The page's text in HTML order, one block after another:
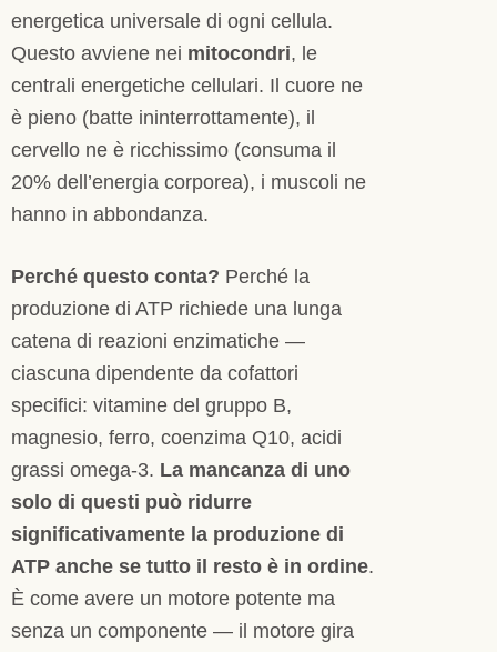
energetica universale di ogni cellula.
Questo avviene nei mitocondri, le
centrali energetiche cellulari. Il cuore ne
è pieno (batte ininterrottamente), il
cervello ne è ricchissimo (consuma il
20% dell’energia corporea), i muscoli ne
hanno in abbondanza.
Perché questo conta? Perché la
produzione di ATP richiede una lunga
catena di reazioni enzimatiche —
ciascuna dipendente da cofattori
specifici: vitamine del gruppo B,
magnesio, ferro, coenzima Q10, acidi
grassi omega-3. La mancanza di uno
solo di questi può ridurre
significativamente la produzione di
ATP anche se tutto il resto è in ordine.
È come avere un motore potente ma
senza un componente — il motore gira